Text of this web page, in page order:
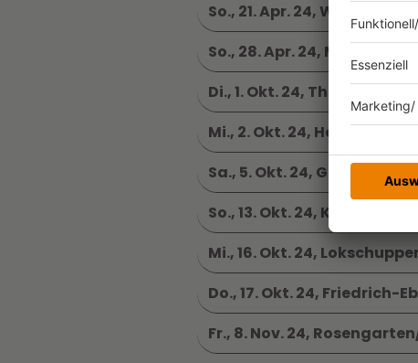
So., 21. Apr. 24,
So., 28. Apr. 24, Metropol
Di., 1. Okt. 24, Theater Bonn
Mi., 2. Okt. 24, Heinz-
Sa., 5. Okt. 24, Graf-
So., 13. Okt. 24,
Mi., 16. Okt. 24,
Do., 17. Okt. 24, Friedrich-
Fr., 8. Nov. 24,